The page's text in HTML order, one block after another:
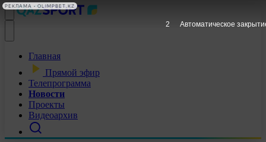
Главная
Прямой эфир
Телепрограмма
Новости
Проекты
Видеоархив
1 Автоматическое
РЕКЛАМА • OLIMPBET.KZ